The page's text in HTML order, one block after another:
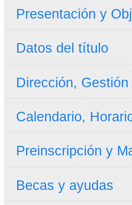
Presentación y
Datos del título
Dirección,
Calendario,
Preinscripción y
Becas y ayudas